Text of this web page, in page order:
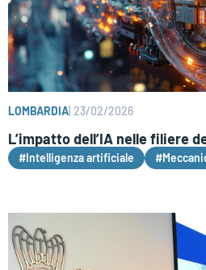
LOMBARDIA 23/02/2026
L’impatto dell’IA nelle filiere
#Intelligenza artificiale